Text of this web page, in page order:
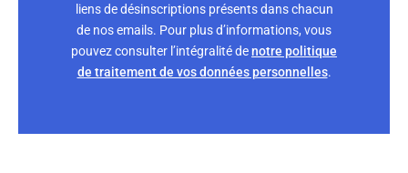
liens de désinscriptions présents dans chacun
de nos emails. Pour plus d’informations, vous
pouvez consulter l’intégralité denotre politique
de traitement de vos données personnelles.